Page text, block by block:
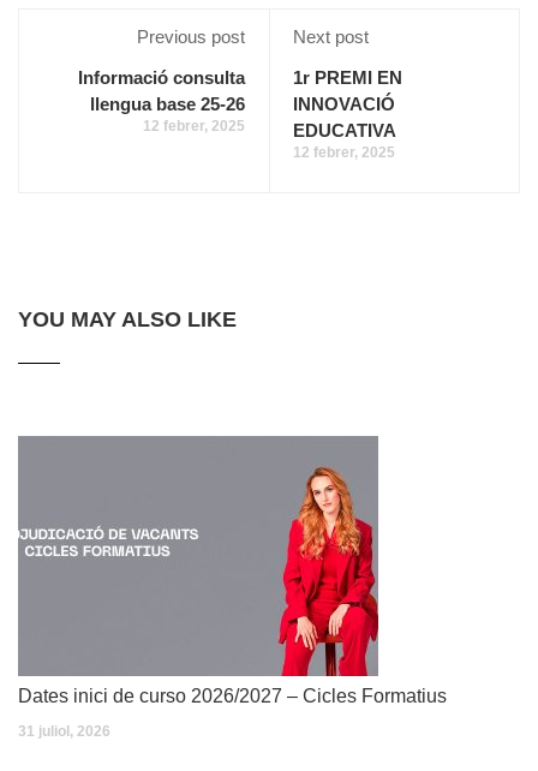
Previous post
Informació consulta
llengua base 25-26
12 febrer, 2025
Next post
1r PREMI EN
INNOVACIÓ
EDUCATIVA
12 febrer, 2025
YOU MAY ALSO LIKE
Dates inici de curso 2026/2027 – Cicles Formatius
31 juliol, 2026